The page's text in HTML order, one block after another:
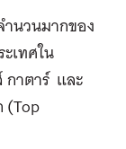
นวนมากของ
เทศใน
กาตาร์ และ
(Top